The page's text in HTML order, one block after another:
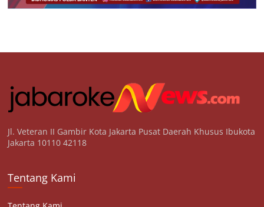
Jl. Veteran II Gambir Kota Jakarta Pusat Daerah Khusus Ibukota
Jakarta 10110 42118
Tentang Kami